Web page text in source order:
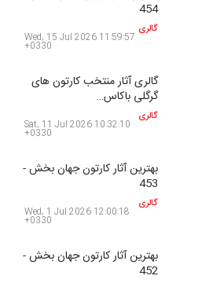
454
گالری
Wed, 15 Jul 2026 11:59:57
+0330
گالری آثار منتخب کارتون های
گرگلی باکاس…
گالری
Sat, 11 Jul 2026 10:32:10
+0330
بهترین آثار کارتون جهان بخش -
453
گالری
Wed, 1 Jul 2026 12:00:18
+0330
بهترین آثار کارتون جهان بخش -
452